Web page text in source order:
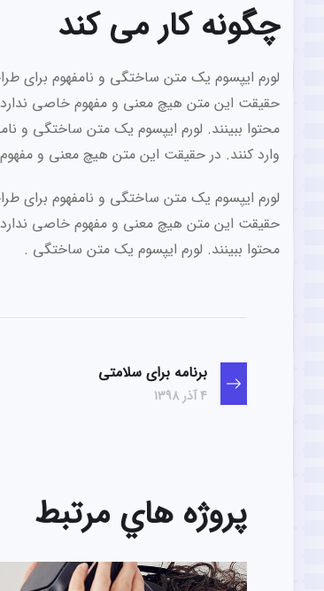
چگونه کار می کند
لورم ایپسوم یک متن ساختگی و نامفهوم برای
حقیقت این متن هیچ معنی و مفهوم خاصی ندارد
محتوا ببینند. لورم ایپسوم یک متن ساختگی و
وارد کنند. در حقیقت این متن هیچ معنی و
لورم ایپسوم یک متن ساختگی و نامفهوم برای
حقیقت این متن هیچ معنی و مفهوم خاصی ندارد
محتوا ببینند. لورم ایپسوم یک متن ساختگی .
برنامه برای سلامتی
4 آذر 1398
پروژه هاي مرتبط